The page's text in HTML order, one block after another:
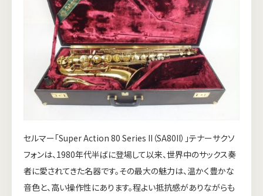
セルマー「Super Action 80 Series II（SA80II）」テナーサクソ
フォンは、1980年代半ばに登場して以来、世界中のサックス奏
者に愛されてきた名器です。その最大の魅力は、温かく豊かな
音色と、高い操作性にあります。程よい抵抗感がありながらも